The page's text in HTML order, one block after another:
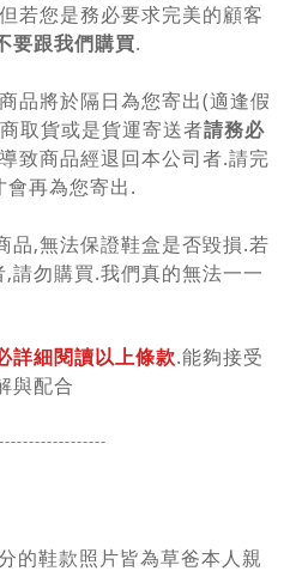
若您是務必要求完美的顧客
要跟我們購買.
將於隔日為您寄出(適逢假
取貨或是貨運寄送者請務必
致商品經退回本公司者.請完
會再為您寄出.
,無法保證鞋盒是否毀損.若
請勿購買.我們真的無法一一
詳細閱讀以上條款.能夠接受
與配合
------
的鞋款照片皆為草爸本人親